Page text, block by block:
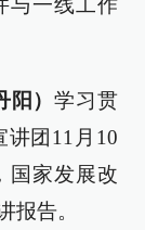
与一线工作
阳）学习贯
团11月10
国家发展改
报告。